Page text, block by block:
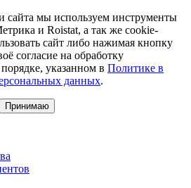
сайта мы используем инструменты
и Roistat, а так же cookie-
сайт либо нажимая кнопку
согласие на обработку
указанном в Политике в
данных.
Принимаю